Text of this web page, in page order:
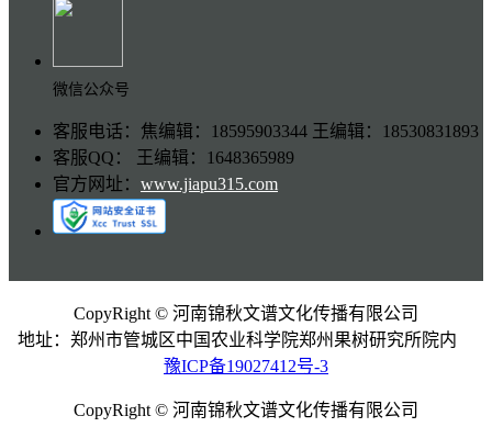
微信公众号
客服电话：焦编辑：18595903344 王编辑：18530831893
客服QQ： 王编辑：1648365989
官方网址： www.jiapu315.com
CopyRight © 河南锦秋文谱文化传播有限公司
地址：郑州市管城区中国农业科学院郑州果树研究所院内
豫ICP备19027412号-3
CopyRight © 河南锦秋文谱文化传播有限公司